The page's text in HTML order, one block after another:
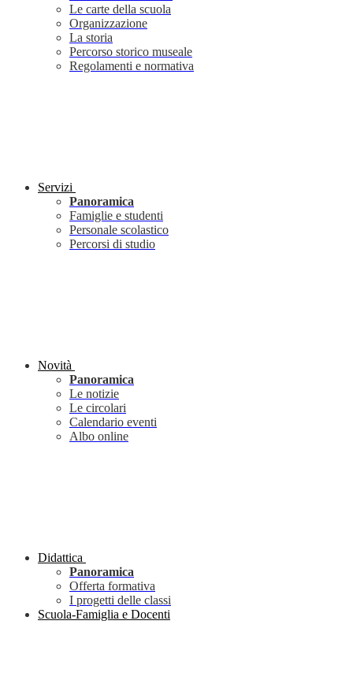
Le carte della scuola
Organizzazione
La storia
Percorso storico museale
Regolamenti e normativa
Servizi
Panoramica
Famiglie e studenti
Personale scolastico
Percorsi di studio
Novità
Panoramica
Le notizie
Le circolari
Calendario eventi
Albo online
Didattica
Panoramica
Offerta formativa
I progetti delle classi
Scuola-Famiglia e Docenti